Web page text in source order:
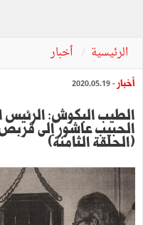
الرئيسية أخبار
أخبار - 2020.05.19
الطيب البكوش: الرئيس
الحبيب عاشور إلى
(الحلقة الثامنة)